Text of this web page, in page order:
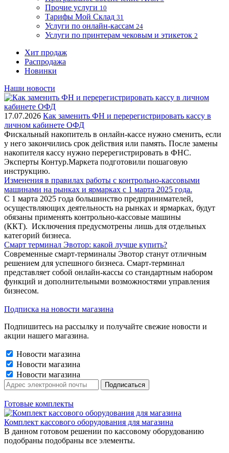
Прочие услуги 10
Тарифы Мой Склад 31
Услуги по онлайн-кассам 24
Услуги по принтерам чековым и этикеток 2
Хит продаж
Распродажа
Новинки
Наши новости
17.07.2026 Как заменить ФН и перерегистрировать кассу в
личном кабинете ОФД
Фискальный накопитель в онлайн-кассе нужно сменить, если
у него закончились срок действия или память. После замены
накопителя кассу нужно перерегистрировать в ФНС.
Эксперты Контур.Маркета подготовили пошаговую
инструкцию.
Изменения в правилах работы с контрольно-кассовыми
машинами на рынках и ярмарках с 1 марта 2025 года.
С 1 марта 2025 года большинство предпринимателей,
осуществляющих деятельность на рынках и ярмарках, будут
обязаны применять контрольно-кассовые машины
(ККТ). Исключения предусмотрены лишь для отдельных
категорий бизнеса.
Смарт терминал Эвотор: какой лучше купить?
Современные смарт-терминалы Эвотор станут отличным
решением для успешного бизнеса. Смарт-терминал
представляет собой онлайн-кассы со стандартным набором
функций и дополнительными возможностями управления
бизнесом.
Подписка на новости магазина
Подпишитесь на рассылку и получайте свежие новости и
акции нашего магазина.
Новости магазина
Новости магазина
Новости магазина
Готовые комплекты
Комплект кассового оборудования для магазина
В данном готовом решении по кассовому оборудованию
подобраны подобраны все элементы.